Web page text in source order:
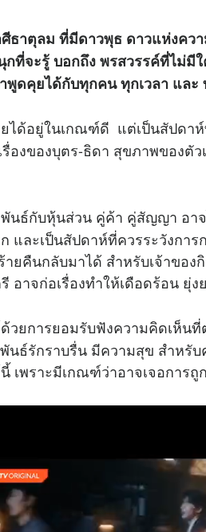
ธาตุลม ที่มีดาวพุธ ดาวแห่งคว
ที่จะรู้ บอกถึง พรสวรรค์ที่ไม่มีใ
พูดคุยได้กับทุกคน ทุกเวลา แล
ด้อยู่ในเกณฑ์ดี แต่เป็นสัปดาห์
องของบุตร-ธิดา สุขภาพของตั
นธ์กับหุ้นส่วน คู่ค้า คู่สัญญา อาจ
และเป็นสัปดาห์ที่ควรระวังกา
ยคืนกลับมาได้ สำหรับเจ้าของ
อาจก่อเรื่องทำให้เดือดร้อน ยุ่ง
วยการยอมรับฟังความคิดเห็น
นธ์รักราบรื่น มีความสุข สำหรั
เพราะมีเกณฑ์ว่าอาจเจอการ